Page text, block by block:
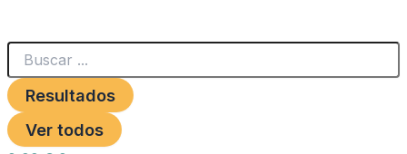
Resultados
Ver todos